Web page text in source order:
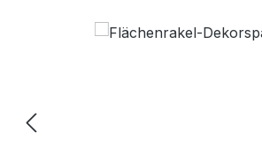
Bildergalerie überspringen